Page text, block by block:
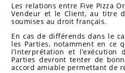
Les relations entre Five Pizza
Vendeur et le Client, au titre
soumises au droit français.
En cas de différends dans le
les Parties, notamment en ce
l’interprétation et l’exécution
Parties devront tenter de
accord amiable permettant de